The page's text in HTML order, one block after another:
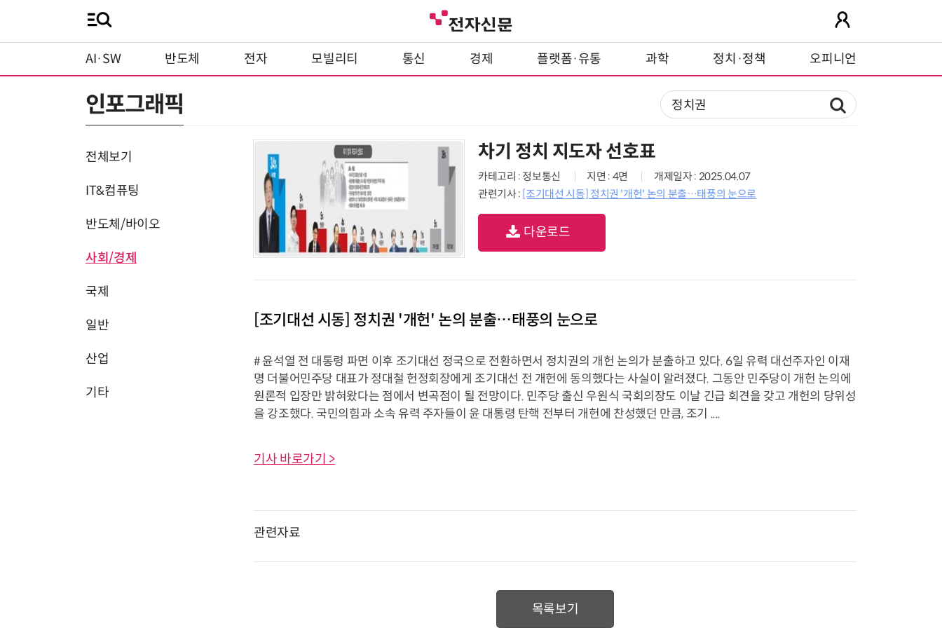
AI·SW 반도체 전자 모빌리티 통신 경제 플랫폼·유통 과학 정치·정책 오피니언
인포그래픽
전체보기
IT&컴퓨팅
반도체/바이오
사회/경제
국제
일반
산업
기타
차기 정치 지도자 선호표
카테고리 : 정보통신 지면 : 4면
개제일자 : 2025.04.07
관련기사 : [조기대선 시동] 정치권 '개헌' 논의 분출…태풍의 눈으로
다운로드
[조기대선 시동] 정치권 '개헌' 논의 분출…태풍의 눈으로
# 윤석열 전 대통령 파면 이후 조기대선 정국으로 전환하면서 정치권의 개헌 논의가 분출하고 있다. 6일 유력 대선주자인 이재
명 더불어민주당 대표가 정대철 헌정회장에게 조기대선 전 개헌에 동의했다는 사실이 알려졌다. 그동안 민주당이 개헌 논의에
원론적 입장만 밝혀왔다는 점에서 변곡점이 될 전망이다. 민주당 출신 우원식 국회의장도 이날 긴급 회견을 갖고 개헌의 당위성
을 강조했다. 국민의힘과 소속 유력 주자들이 윤 대통령 탄핵 전부터 개헌에 찬성했던 만큼, 조기 ....
기사 바로가기 >
관련자료
목록보기